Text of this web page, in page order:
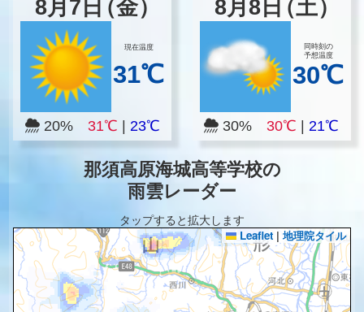
8月 7 日（金）
現在温度
31℃
20% 31℃ 23℃
8月8 日（土）
同時刻の
予想温度
30℃
30%30℃ |21℃
那須高原海城高等学校の
雨雲レーダー
タップすると拡大します
Leaflet | 地理院タイル